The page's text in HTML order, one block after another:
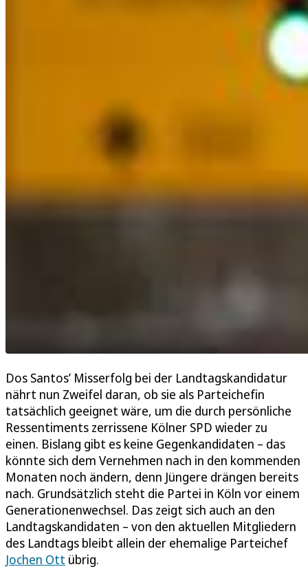
Dos Santos’ Misserfolg bei der Landtagskandidatur
nährt nun Zweifel daran, ob sie als Parteichefin
tatsächlich geeignet wäre, um die durch persönliche
Ressentiments zerrissene Kölner SPD wieder zu
einen. Bislang gibt es keine Gegenkandidaten – das
könnte sich dem Vernehmen nach in den kommenden
Monaten noch ändern, denn Jüngere drängen bereits
nach. Grundsätzlich steht die Partei in Köln vor einem
Generationenwechsel. Das zeigt sich auch an den
Landtagskandidaten – von den aktuellen Mitgliedern
des Landtags bleibt allein der ehemalige Parteichef
Jochen Ott übrig.